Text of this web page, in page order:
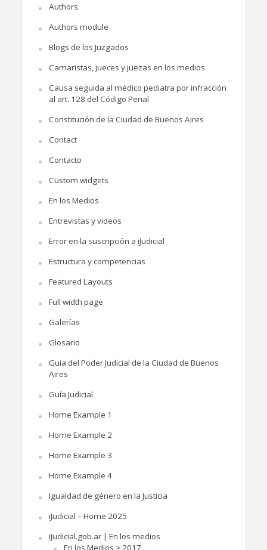
Authors
Authors module
Blogs de los Juzgados
Camaristas, jueces y juezas en los medios
Causa seguida al médico pediatra por infracción
al art. 128 del Código Penal
Constitución de la Ciudad de Buenos Aires
Contact
Contacto
Custom widgets
En los Medios
Entrevistas y videos
Error en la suscripción a iJudicial
Estructura y competencias
Featured Layouts
Full width page
Galerías
Glosario
Guía del Poder Judicial de la Ciudad de Buenos
Aires
Guía Judicial
Home Example 1
Home Example 2
Home Example 3
Home Example 4
Igualdad de género en la Justicia
iJudicial – Home 2025
iJudicial.gob.ar | En los medios
En los Medios > 2017